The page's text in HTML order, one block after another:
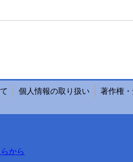
個人情報の取り扱い
著作権
から